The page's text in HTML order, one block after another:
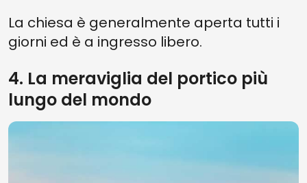
La chiesa è generalmente aperta tutti i
giorni ed è a ingresso libero.
4. La meraviglia del portico più
lungo del mondo